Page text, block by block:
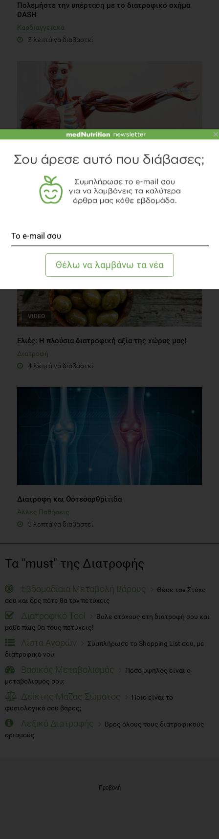
Πολεμήστε την υπέρταση με το διατροφικό σχήμα
DASH
Καρδιαγγειακά
3 λεπτά να διαβαστεί
Μεσογειακής Διατροφής;
Άλλες Παθήσεις
VIDEO
Ελιές: Η πλούσια διατροφική αξία της χώρας μας!
Διατροφή
4 λεπτά να διαβαστεί
Διατροφή και Οστεοαρθρίτιδα
Άλλες Παθήσεις
5 λεπτά να διαβαστεί
Τα "must" της Διατροφής
Εβδομαδίαια Μεταβολή Βάρους
Θέσε τον Στόχο
σου και δες πότε θα τον πετύχεις
Διατροφικό Tool
Βάλε στόχους στη διατροφή σου και
μάθε πώς θα τους πετύχεις!
Λίστα Αγορών
Συμπλήρωσε το Shopping List σου, με
διατροφικό νου
Βασικός Μεταβολισμός
Πόσο υψηλός είναι ο
μεταβολισμός σου;
Δείκτης Μάζας Σώματος
Ποιο είναι το
φυσιολογικό σου βάρος;
Λεξικό Διατροφής
Βρες όλους τους διατροφικούς
ορισμούς
Προβολή
×